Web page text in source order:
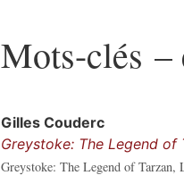
Mots-clés –
Gilles Couderc
Greystoke: The Legend
Greystoke: The Legend of Tarzan,